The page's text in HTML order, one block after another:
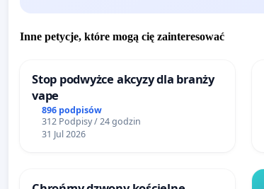
Inne petycje, które mogą cię zainteresować
Stop podwyżce akcyzy dla branży
vape
896 podpisów
312 Podpisy / 24 godzin
31 Jul 2026